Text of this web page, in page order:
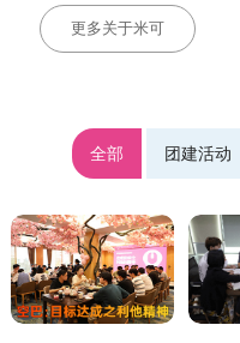
更多关于米可
全部 团建活动